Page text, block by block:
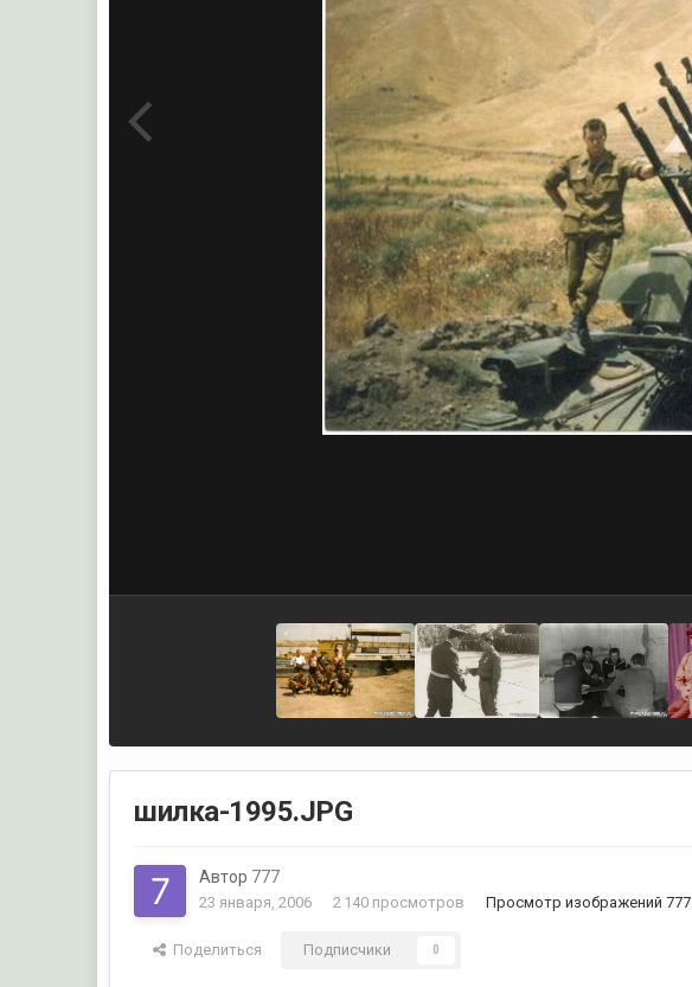
шилка-1995.JPG
Автор 777
23 января, 2006 2 140 просмотров Просмотр изображений 777
Поделиться Подписчики 0